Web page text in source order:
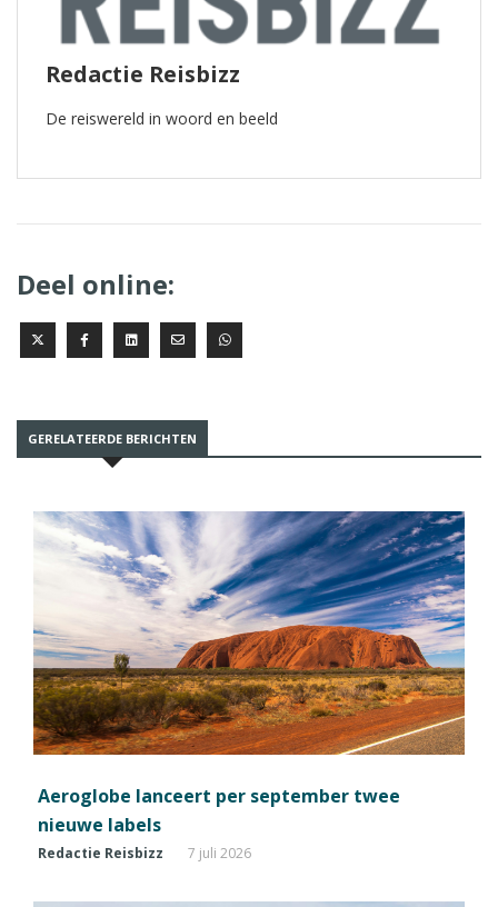
Redactie Reisbizz
De reiswereld in woord en beeld
Deel online:
GERELATEERDE BERICHTEN
Aeroglobe lanceert per september twee
nieuwe labels
Redactie Reisbizz 7 juli 2026